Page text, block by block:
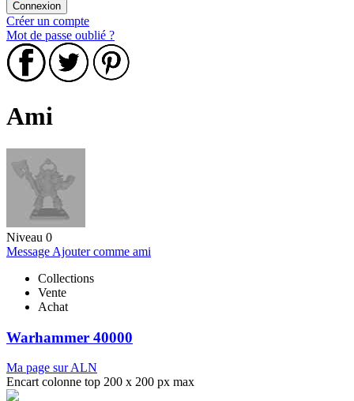
Créer un compte
Mot de passe oublié ?
Ami
Niveau 0
Message Ajouter comme ami
Collections
Vente
Achat
Warhammer 40000
Ma page sur ALN
Encart colonne top 200 x 200 px max